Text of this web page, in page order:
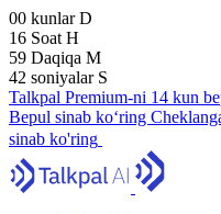
00 kunlarD
16 Soat H
59 Daqiqa M
41 soniyalar S
Talkpal Premium-ni 14 kun
Bepul sinab ko‘ring
sinab ko'ring